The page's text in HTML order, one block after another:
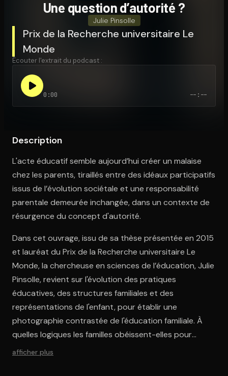
Ouvre l'app Appareil photo, pointe sur le code. C'est gratuit à
Une question d’autorité ?
Julie Pinsolle
Prix de la Recherche universitaire Le
Monde
Écouter l'extrait du podcast :
0:00 --:--
Description
L'acte éducatif semble aujourd’hui créer un malaise
chez les parents, tiraillés entre des idéaux participatifs
issus de l’évolution sociétale et une responsabilité
parentale demeurée inchangée, dans un contexte de
résurgence du concept d'autorité.
Dans cet ouvrage, issu de sa thèse présentée en 2015
et lauréat du Prix de la Recherche universitaire Le
Monde, la chercheuse en sciences de l’éducation, Julie
Pinsolle, revient sur l'évolution des pratiques
éducatives, des structures familiales et des
représentations de l'enfant, pour établir une
photographie contrastée de l'éducation familiale. À
quelles logiques les familles obéissent-elles pour
éduquer leurs enfants, quelles valeurs transmettent-
afficher plus